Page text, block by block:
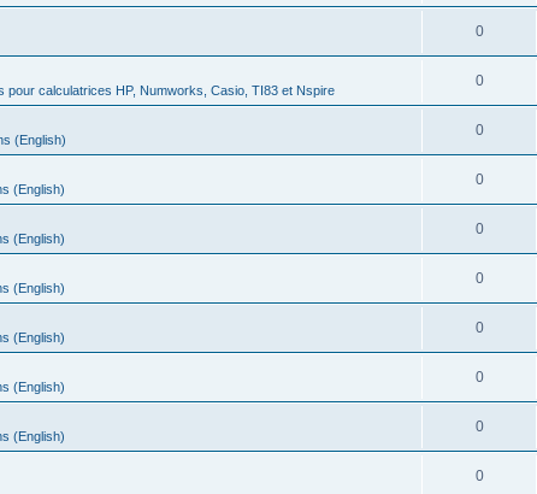
0
pour calculatrices HP, Numworks, Casio, TI83 et Nspire
0
(English)
0
(English)
0
(English)
0
(English)
0
(English)
0
(English)
0
(English)
0
0